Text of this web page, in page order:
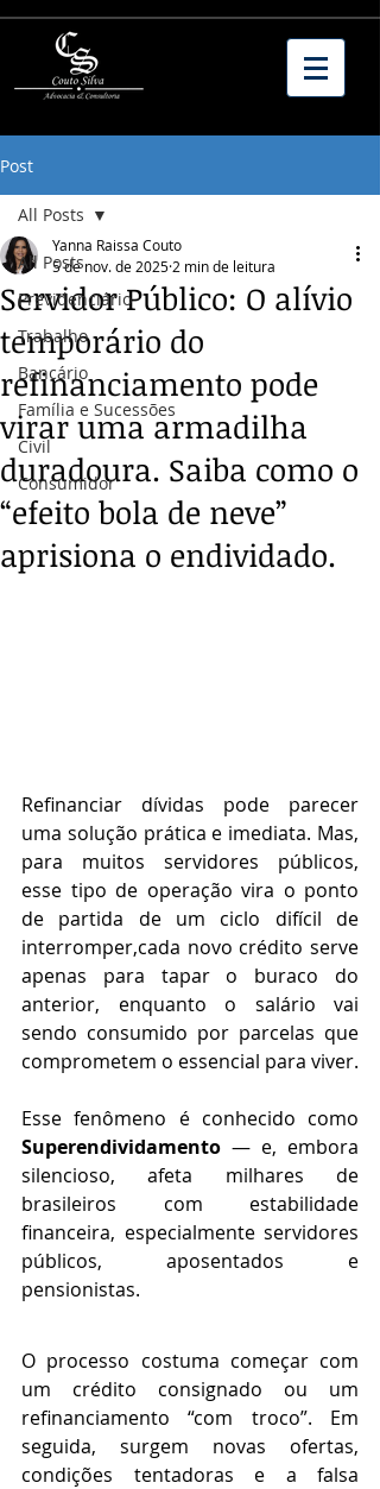
Post
All Posts
Previdenciário
Trabalho
Bancário
Família e Sucessões
Civil
Consumidor
All Posts
Servidor Público: O alívio
temporário do
refinanciamento pode
virar uma armadilha
duradoura. Saiba como o
“efeito bola de neve”
aprisiona o endividado.
Yanna Raissa Couto
5 de nov. de 2025 2 min de leitura
Refinanciar dívidas pode parecer
uma solução prática e imediata. Mas,
para muitos servidores públicos,
esse tipo de operação vira o ponto
de partida de um ciclo difícil de
interromper,cada novo crédito serve
apenas para tapar o buraco do
anterior, enquanto o salário vai
sendo consumido por parcelas que
comprometem o essencial para viver.
Superendividamento — e, embora
silencioso, afeta milhares de
brasileiros com estabilidade
financeira, especialmente servidores
públicos, aposentados e
pensionistas.
O processo costuma começar com
um crédito consignado ou um
refinanciamento “com troco”. Em
seguida, surgem novas ofertas,
condições tentadoras e a falsa